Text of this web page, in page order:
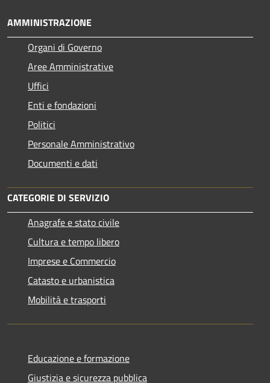
AMMINISTRAZIONE
Organi di Governo
Aree Amministrative
Uffici
Enti e fondazioni
Politici
Personale Amministrativo
Documenti e dati
CATEGORIE DI SERVIZIO
Anagrafe e stato civile
Cultura e tempo libero
Imprese e Commercio
Catasto e urbanistica
Mobilità e trasporti
Educazione e formazione
Giustizia e sicurezza pubblica